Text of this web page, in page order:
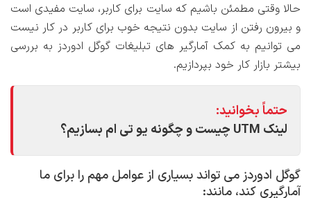
حالا وقتی مطمئن باشیم که سایت برای کاربر، سایت مفیدی است
و بیرون رفتن از سایت بدون نتیجه خوب برای کاربر در کار نیست
می توانیم به کمک آمارگیر های تبلیغات گوگل ادوردز به بررسی
بیشتر بازار کار خود بپردازیم.
حتماً بخوانید:
لینک UTM چیست و چگونه یو تی ام بسازیم؟
گوگل ادوردز می تواند بسیاری از عوامل مهم را برای ما
آمارگیری کند، مانند: